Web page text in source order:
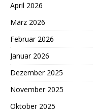
April 2026
März 2026
Februar 2026
Januar 2026
Dezember 2025
November 2025
Oktober 2025